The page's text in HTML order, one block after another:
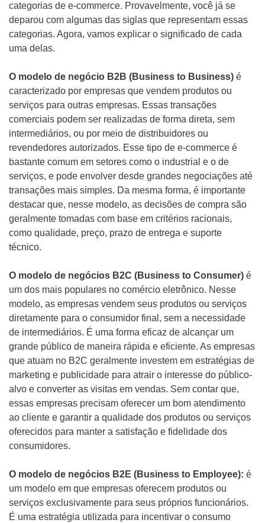
categorias de e-commerce. Provavelmente, você já se
deparou com algumas das siglas que representam essas
categorias. Agora, vamos explicar o significado de cada
uma delas.
O modelo de negócio B2B (Business to Business) é
caracterizado por empresas que vendem produtos ou
serviços para outras empresas. Essas transações
comerciais podem ser realizadas de forma direta, sem
intermediários, ou por meio de distribuidores ou
revendedores autorizados. Esse tipo de e-commerce é
bastante comum em setores como o industrial e o de
serviços, e pode envolver desde grandes negociações até
transações mais simples. Da mesma forma, é importante
destacar que, nesse modelo, as decisões de compra são
geralmente tomadas com base em critérios racionais,
como qualidade, preço, prazo de entrega e suporte
técnico.
O modelo de negócios B2C (Business to Consumer) é
um dos mais populares no comércio eletrônico. Nesse
modelo, as empresas vendem seus produtos ou serviços
diretamente para o consumidor final, sem a necessidade
de intermediários. É uma forma eficaz de alcançar um
grande público de maneira rápida e eficiente. As empresas
que atuam no B2C geralmente investem em estratégias de
marketing e publicidade para atrair o interesse do público-
alvo e converter as visitas em vendas. Sem contar que,
essas empresas precisam oferecer um bom atendimento
ao cliente e garantir a qualidade dos produtos ou serviços
oferecidos para manter a satisfação e fidelidade dos
consumidores.
O modelo de negócios B2E (Business to Employee): é
um modelo em que empresas oferecem produtos ou
serviços exclusivamente para seus próprios funcionários.
É uma estratégia utilizada para incentivar o consumo